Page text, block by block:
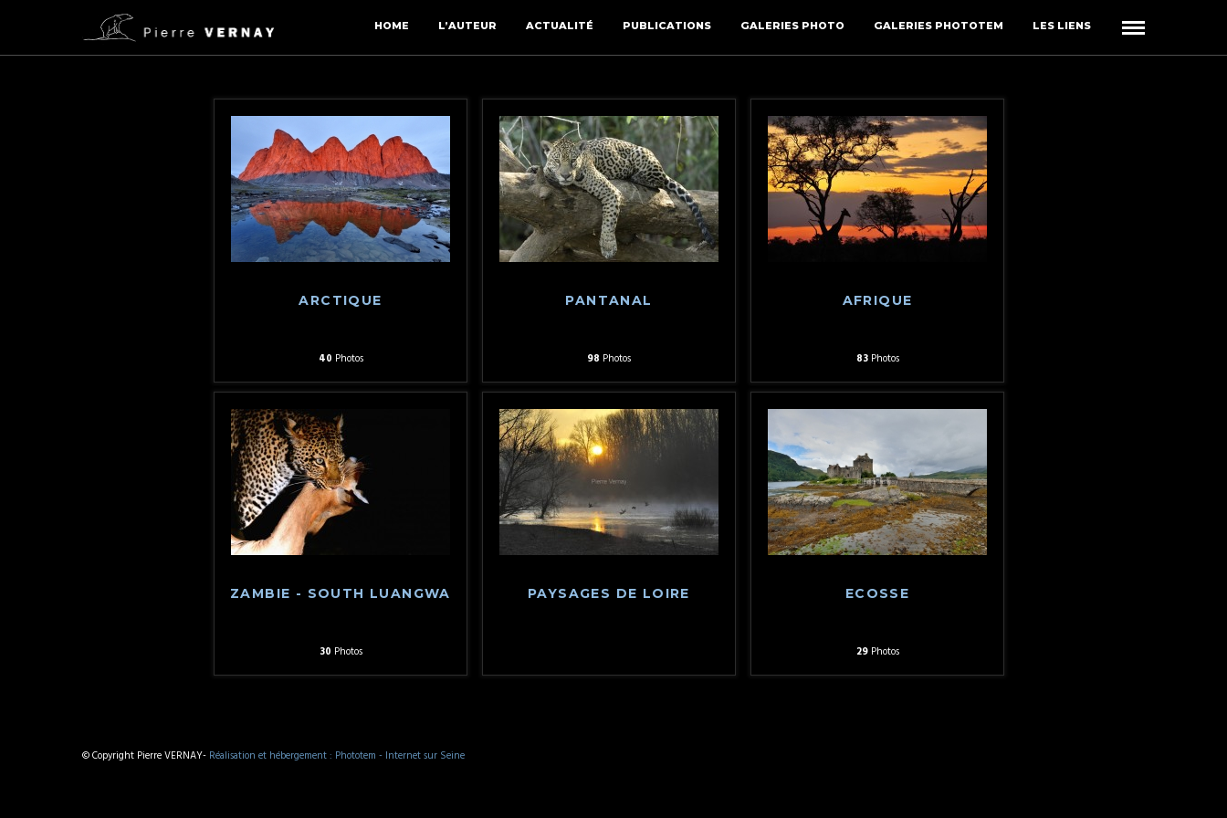
HOME L’AUTEUR ACTUALITÉ PUBLICATIONS GALERIES PHOTO GALERIES PHOTOTEM LES LIENS
ARCTIQUE
40 Photos
PANTANAL
98 Photos
AFRIQUE
83Photos
ZAMBIE - SOUTH LUANGWA
30 Photos
PAYSAGES DE LOIRE ECOSSE
29Photos
© Copyright Pierre VERNAY- Réalisation et hébergement : Phototem - Internet sur Seine